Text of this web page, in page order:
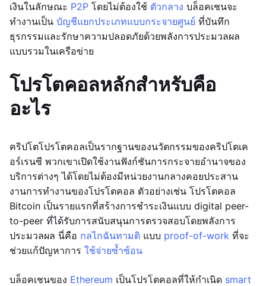
เงินในลักษณะ P2P โดยไม่ต้องใช้ ตัวกลาง บล็อคเชนจะ
ทำงานเป็น บัญชีแยกประเภทแบบกระจายศูนย์ ที่บันทึก
ธุรกรรมและรักษาความปลอดภัยด้วยพลังการประมวลผล
แบบรวมในเครือข่าย
โปรโตคอลหลักสำหรับคือ
อะไร
คริปโตโปรโตคอลเป็นรากฐานของนวัตกรรมของคริปโตเค
อร์เรนซี พวกเขาเปิดใช้งานฟังก์ชันการกระจายอำนาจของ
บริการต่างๆ ได้โดยไม่ต้องมีหน่วยงานกลางคอยประสาน
งานการทำงานของโปรโตคอล ตัวอย่างเช่น โปรโตคอล
Bitcoin เป็นรายแรกที่สร้างการชำระเงินแบบ digital peer-
to-peer ที่ได้รับการสนับสนุนการตรวจสอบโดยพลังการ
ประมวลผล นี่คือ กลไกฉันทามติ แบบ proof-of-work ที่จะ
ช่วยแก้ปัญหาการ ใช้จ่ายซ้ำซ้อน
บล็อคเชนของ Ethereum เป็นโปรโตคอลที่ให้กำเนิด smart